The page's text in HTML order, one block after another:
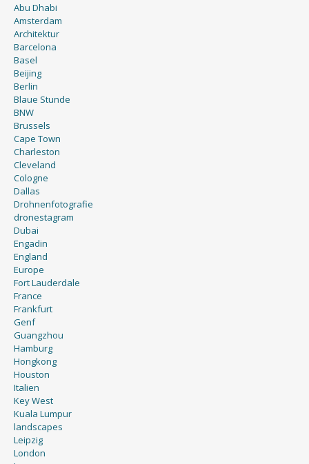
Abu Dhabi
Amsterdam
Architektur
Barcelona
Basel
Beijing
Berlin
Blaue Stunde
BNW
Brussels
Cape Town
Charleston
Cleveland
Cologne
Dallas
Drohnenfotografie
dronestagram
Dubai
Engadin
England
Europe
Fort Lauderdale
France
Frankfurt
Genf
Guangzhou
Hamburg
Hongkong
Houston
Italien
Key West
Kuala Lumpur
landscapes
Leipzig
London